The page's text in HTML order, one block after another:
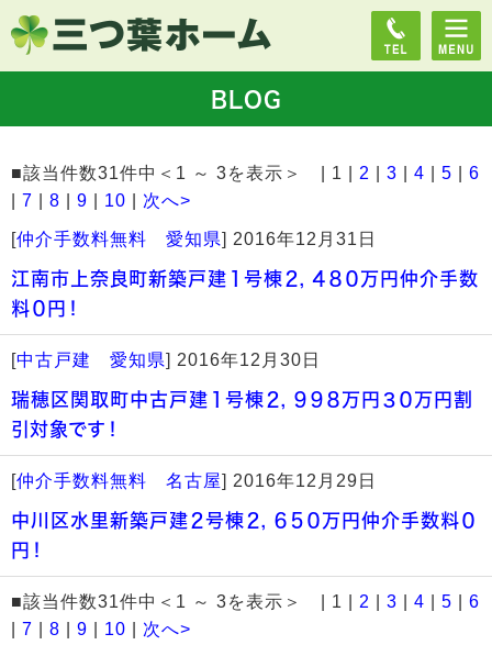
BLOG
■該当件数31件中＜1 ～ 3を表示＞ | 1 | 2 3 4 5
6
7 8 9 10 次へ>
[仲介手数料無料 愛知県] 2016年12月31日
江南市上奈良町新築戸建１号棟２，４８０万円仲介手数
料０円！
[中古戸建 愛知県] 2016年12月30日
瑞穂区関取町中古戸建１号棟２，９９８万円３０万円割
引対象です！
[仲介手数料無料 名古屋] 2016年12月29日
中川区水里新築戸建２号棟２，６５０万円仲介手数料０
円！
■該当件数31件中＜1 ～ 3を表示＞ | 1 | 2 3 4 5
6
7 8 9 10 次へ>